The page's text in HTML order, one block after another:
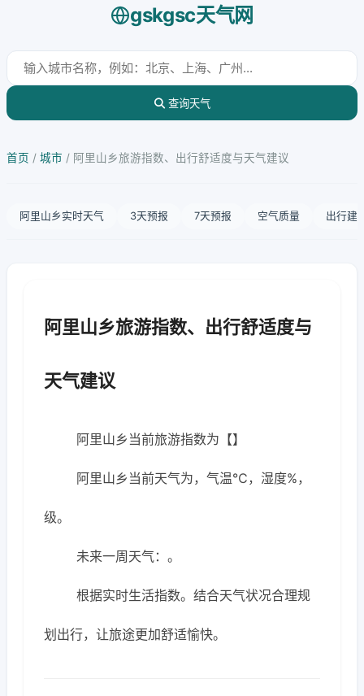
gskgsc天气网
查询天气
首页 / 城市 / 阿里山乡旅游指数、出行舒适度与天气建议
阿里山乡实时天气 3天预报 7天预报 空气质量 出行建
阿里山乡旅游指数、出行舒适度与
天气建议
阿里山乡当前旅游指数为【】
阿里山乡当前天气为，气温℃，湿度%，
级。
未来一周天气：。
根据实时生活指数。结合天气状况合理规
划出行，让旅途更加舒适愉快。